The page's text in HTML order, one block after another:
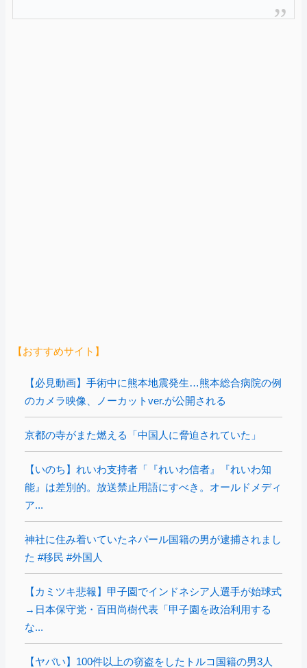
【おすすめサイト】
【必見動画】手術中に熊本地震発生…熊本総合病院の例
のカメラ映像、ノーカットver.が公開される
京都の寺がまた燃える「中国人に脅迫されていた」
【いのち】れいわ支持者「『れいわ信者』『れいわ知
能』は差別的。放送禁止用語にすべき。オールドメディ
ア...
神社に住み着いていたネパール国籍の男が逮捕されまし
た #移民 #外国人
【カミツキ悲報】甲子園でインドネシア人選手が始球式
→日本保守党・百田尚樹代表「甲子園を政治利用する
な...
【ヤバい】100件以上の窃盗をしたトルコ国籍の男3人